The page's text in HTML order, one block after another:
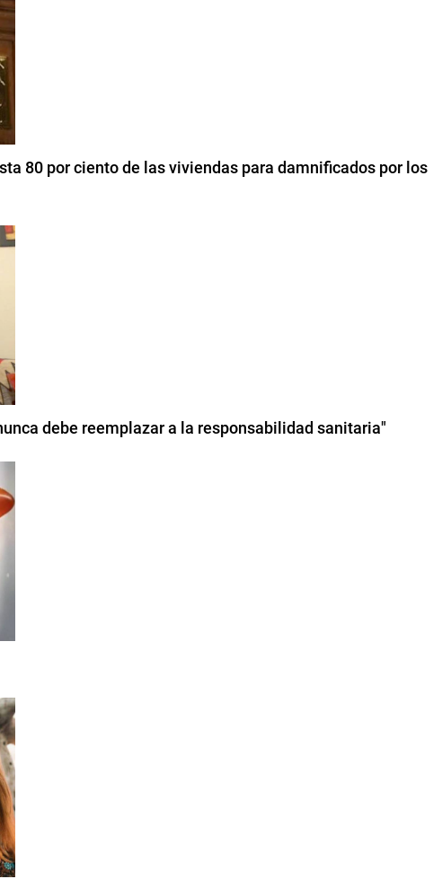
80 por ciento de las viviendas para damnificados por los
debe reemplazar a la responsabilidad sanitaria"